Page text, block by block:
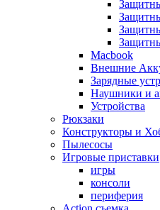
Macbook
Внешние
Зарядные
Наушники и
Устройства
Рюкзаки
Конструкторы и
Пылесосы
Игровые приставки
игры
консоли
периферия